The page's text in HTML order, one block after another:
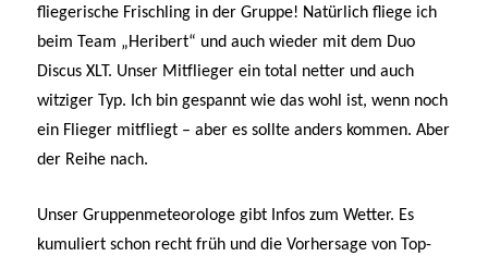
fliegerische Frischling in der Gruppe! Natürlich fliege ich
beim Team „Heribert“ und auch wieder mit dem Duo
Discus XLT. Unser Mitflieger ein total netter und auch
witziger Typ. Ich bin gespannt wie das wohl ist, wenn noch
ein Flieger mitfliegt – aber es sollte anders kommen. Aber
der Reihe nach.
Unser Gruppenmeteorologe gibt Infos zum Wetter. Es
kumuliert schon recht früh und die Vorhersage von Top-